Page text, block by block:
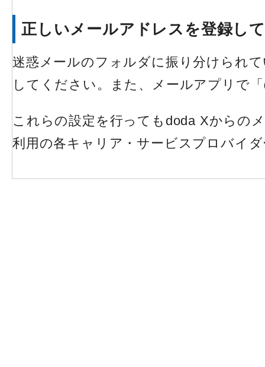
正しいメールアドレスを登録し
迷惑メールのフォルダに振り分けられ
してください。また、メールアプリで
これらの設定を行ってもdoda Xからの
利用の各キャリア・サービスプロバイ